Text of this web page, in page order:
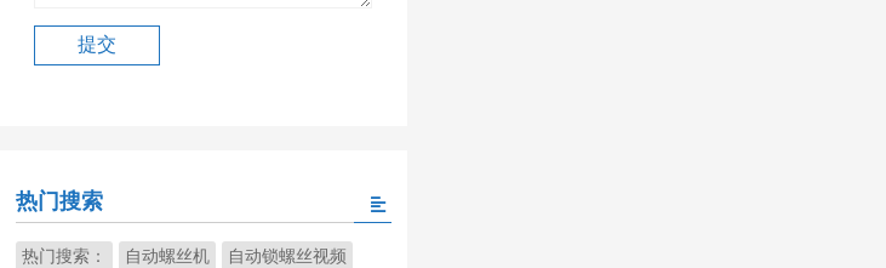
热门搜索
热门搜索： 自动螺丝机 自动锁螺丝视频